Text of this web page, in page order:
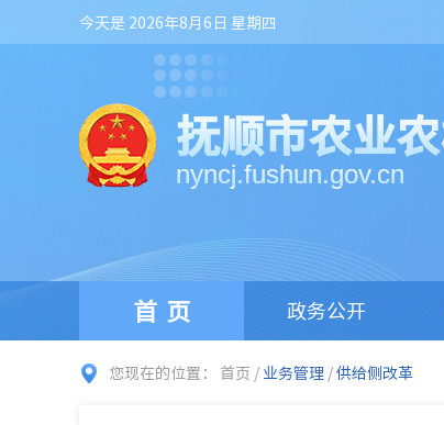
今天是 2026年8月6日 星期四
抚顺市农业
nyncj.fushun.gov.cn
首页 政务公开
您现在的位置： 首页 /业务管理 /供给侧改革